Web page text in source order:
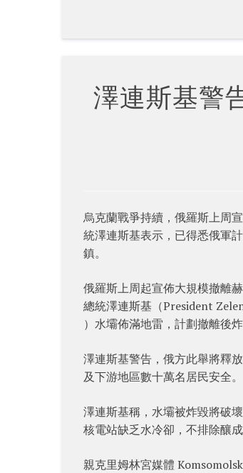
澤連斯基警
烏克蘭戰爭持續，俄羅斯上周
統澤連斯基表示，已得悉俄軍
鎮。
俄羅斯上周起宣佈大規模撤離
總統澤連斯基（President
）水壩佈滿地雷，計劃撤離後炸
澤連斯基警告，俄方此舉將釋
及下游地區數十萬名居民安全。
澤連斯基稱，水壩被炸毀將破
核電站缺乏水冷卻，不排除釀
親克里姆林宮媒體